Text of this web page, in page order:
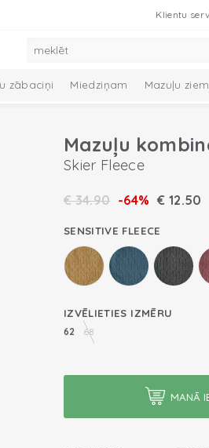
Klientu
zābaciņi Miedziņam Mazuļu
Mazuļu
Skier Fleece
€34.90 -64% € 12.50
SENSITIVE FLEECE
IZVĒLIETIES IZMĒRU
62 68